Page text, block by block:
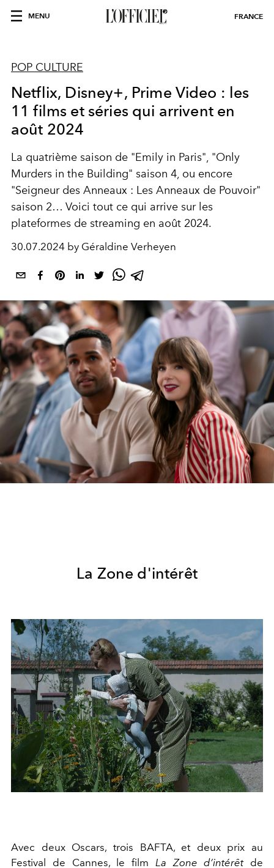
MENU FRANCE
POP CULTURE
Netflix, Disney+, Prime Video : les
11 films et séries qui arrivent en
août 2024
La quatrième saison de "Emily in Paris", "Only
Murders in the Building" saison 4, ou encore
"Seigneur des Anneaux : Les Anneaux de Pouvoir"
saison 2… Voici tout ce qui arrive sur les
plateformes de streaming en août 2024.
30.07.2024 by Géraldine Verheyen
La Zone d'intérêt
Avec deux Oscars, trois BAFTA, et deux prix au
Festival de Cannes, le film La Zone d’intérêtde